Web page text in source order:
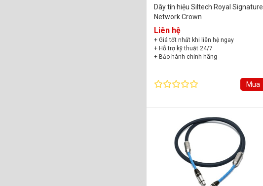
Dây tín hiệu Siltech Royal Signature
Network Crown
Liên hệ
+ Giá tốt nhất khi liên hệ ngay
+ Hỗ trợ kỹ thuật 24/7
+ Bảo hành chính hãng
Mua